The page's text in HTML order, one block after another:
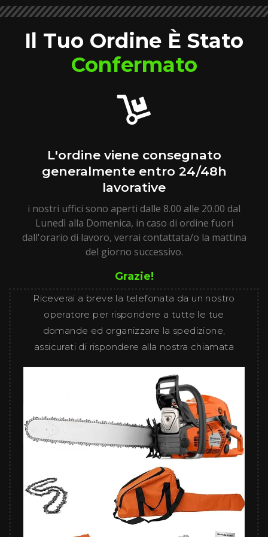
Il Tuo Ordine È Stato
Confermato
Riceverai a breve la telefonata da un nostro
operatore per rispondere a tutte le tue
domande ed organizzare la spedizione,
assicurati di rispondere alla nostra chiamata
L'ordine viene consegnato
generalmente entro 24/48h
lavorative
i nostri uffici sono aperti dalle 8.00 alle 20.00 dal
Lunedì alla Domenica, in caso di ordine fuori
dall'orario di lavoro, verrai contattata/o la mattina
del giorno successivo.
Grazie!